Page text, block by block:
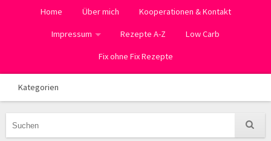
Home Über mich Kooperationen & Kontakt
Impressum Rezepte A-Z Low Carb
Fix ohne Fix Rezepte
Kategorien